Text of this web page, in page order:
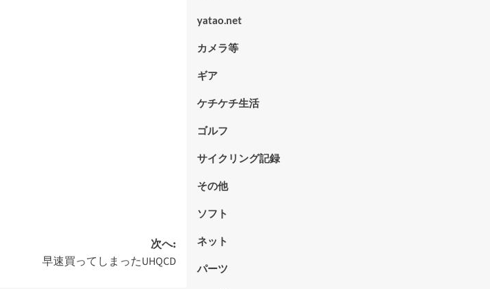
次へ:
早速買ってしまったUHQCD
yatao.net
カメラ等
ギア
ケチケチ生活
ゴルフ
サイクリング記録
その他
ソフト
ネット
パーツ